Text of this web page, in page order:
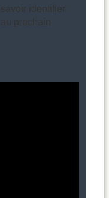
identifier
prochain